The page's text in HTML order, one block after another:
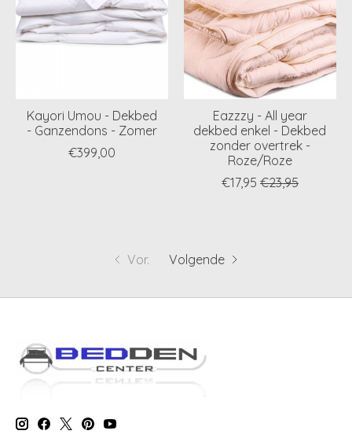
Kayori Umou - Dekbed
- Ganzendons - Zomer
€399,00
Eazzzy - All year
dekbed enkel - Dekbed
zonder overtrek -
Roze/Roze
€17,95 €23,95
Vor. Volgende